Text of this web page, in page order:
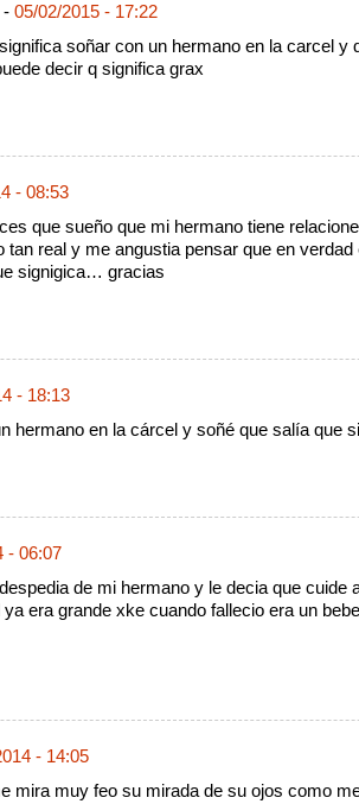
- 05/02/2015 - 17:22
soñar con un hermano en la carcel y
decir q significa grax
- 08:53
que sueño que mi hermano tiene
tan real y me angustia pensar que en verdad
signigica… gracias
- 18:13
hermano en la cárcel y soñé que salía que
- 06:07
de mi hermano y le decia que cuide
era grande xke cuando fallecio era un
- 14:05
mira muy feo su mirada de su ojos como